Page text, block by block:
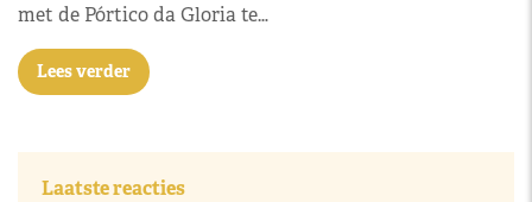
met de Pórtico da Gloria te…
Lees verder
Laatste reacties